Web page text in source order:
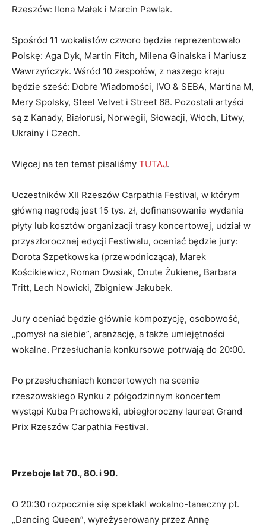
Rzeszów: Ilona Małek i Marcin Pawlak.
Spośród 11 wokalistów czworo będzie reprezentowało
Polskę: Aga Dyk, Martin Fitch, Milena Ginalska i Mariusz
Wawrzyńczyk. Wśród 10 zespołów, z naszego kraju
będzie sześć: Dobre Wiadomości, IVO & SEBA, Martina M,
Mery Spolsky, Steel Velvet i Street 68. Pozostali artyści
są z Kanady, Białorusi, Norwegii, Słowacji, Włoch, Litwy,
Ukrainy i Czech.
Więcej na ten temat pisaliśmy TUTAJ.
Uczestników XII Rzeszów Carpathia Festival, w którym
główną nagrodą jest 15 tys. zł, dofinansowanie wydania
płyty lub kosztów organizacji trasy koncertowej, udział w
przyszłorocznej edycji Festiwalu, oceniać będzie jury:
Dorota Szpetkowska (przewodnicząca), Marek
Kościkiewicz, Roman Owsiak, Onute Żukiene, Barbara
Tritt, Lech Nowicki, Zbigniew Jakubek.
Jury oceniać będzie głównie kompozycję, osobowość,
„pomysł na siebie”, aranżację, a także umiejętności
wokalne. Przesłuchania konkursowe potrwają do 20:00.
Po przesłuchaniach koncertowych na scenie
rzeszowskiego Rynku z półgodzinnym koncertem
wystąpi Kuba Prachowski, ubiegłoroczny laureat Grand
Prix Rzeszów Carpathia Festival.
Przeboje lat 70., 80. i 90.
O 20:30 rozpocznie się spektakl wokalno-taneczny pt.
„Dancing Queen”, wyreżyserowany przez Annę